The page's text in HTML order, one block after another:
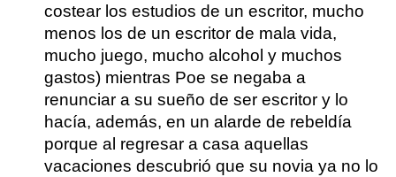
costear los estudios de un escritor, mucho
menos los de un escritor de mala vida,
mucho juego, mucho alcohol y muchos
gastos) mientras Poe se negaba a
renunciar a su sueño de ser escritor y lo
hacía, además, en un alarde de rebeldía
porque al regresar a casa aquellas
vacaciones descubrió que su novia ya no lo